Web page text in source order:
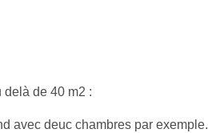
de 40 m2 :
avec deuc chambres par exemple.